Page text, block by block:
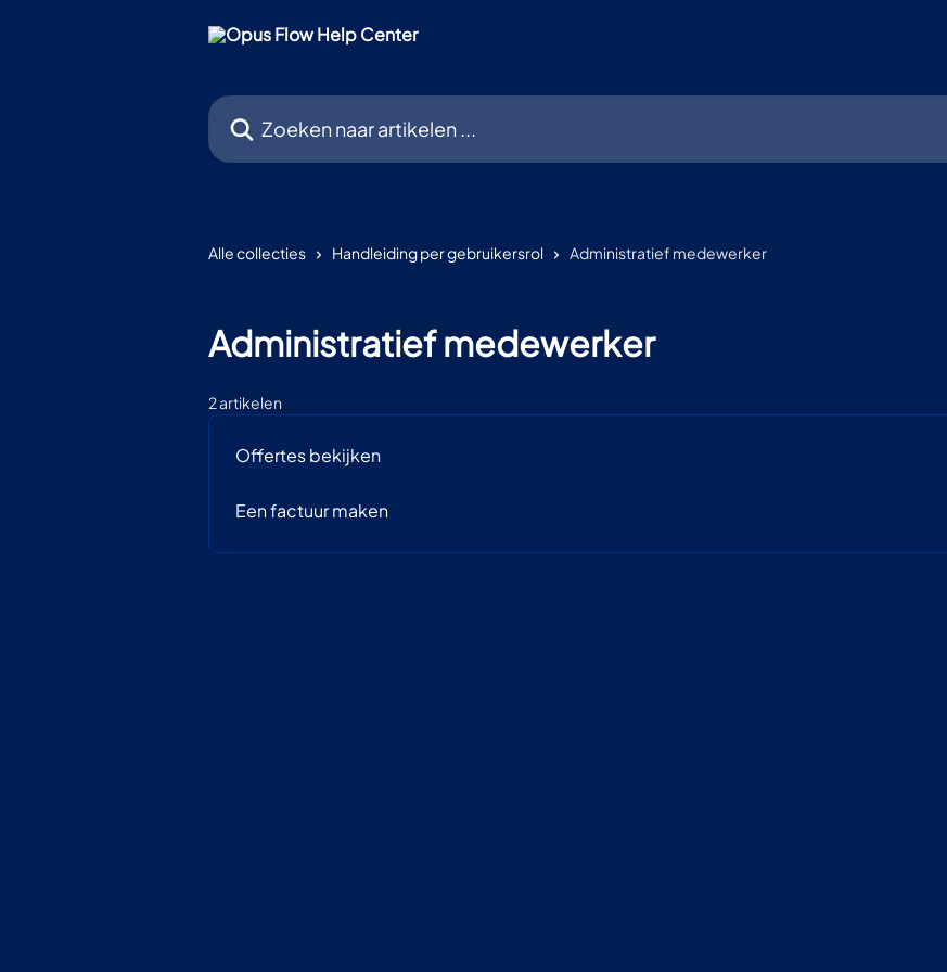
Zoeken naar artikelen ...
Alle collecties Handleiding per gebruikersrol Administratief medewerker
Administratief medewerker
2 artikelen
Offertes bekijken
Een factuur maken